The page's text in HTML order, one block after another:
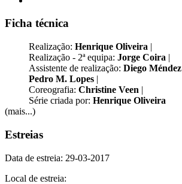
Ficha técnica
Realização: Henrique Oliveira |
Realização - 2ª equipa: Jorge Coira |
Assistente de realização: Diego Méndez
Pedro M. Lopes |
Coreografia: Christine Veen |
Série criada por: Henrique Oliveira
(mais...)
Estreias
Data de estreia: 29-03-2017
Local de estreia: